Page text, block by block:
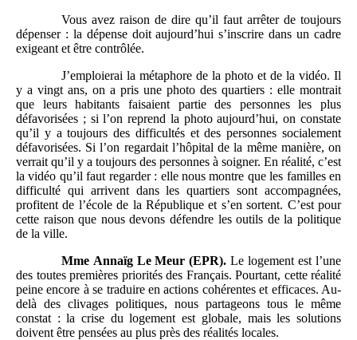
Vous avez raison de dire qu’il faut arrêter de toujours
dépenser : la dépense doit aujourd’hui s’inscrire dans un cadre
exigeant et être contrôlée.
J’emploierai la métaphore de la photo et de la vidéo. Il
y a vingt ans, on a pris une photo des quartiers : elle montrait
que leurs habitants faisaient partie des personnes les plus
défavorisées ; si l’on reprend la photo aujourd’hui, on constate
qu’il y a toujours des difficultés et des personnes socialement
défavorisées. Si l’on regardait l’hôpital de la même manière, on
verrait qu’il y a toujours des personnes à soigner. En réalité, c’est
la vidéo qu’il faut regarder : elle nous montre que les familles en
difficulté qui arrivent dans les quartiers sont accompagnées,
profitent de l’école de la République et s’en sortent. C’est pour
cette raison que nous devons défendre les outils de la politique
de la ville.
Mme Annaïg Le Meur (EPR). Le logement est l’une
des toutes premières priorités des Français. Pourtant, cette réalité
peine encore à se traduire en actions cohérentes et efficaces. Au-
delà des clivages politiques, nous partageons tous le même
constat : la crise du logement est globale, mais les solutions
doivent être pensées au plus près des réalités locales.